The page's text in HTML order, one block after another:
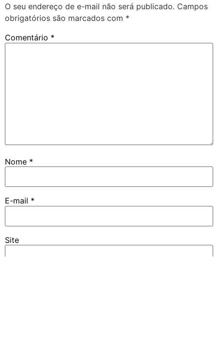
O seu endereço de e-mail não será publicado. Campos
obrigatórios são marcados com *
Comentário *
Nome *
E-mail *
Site